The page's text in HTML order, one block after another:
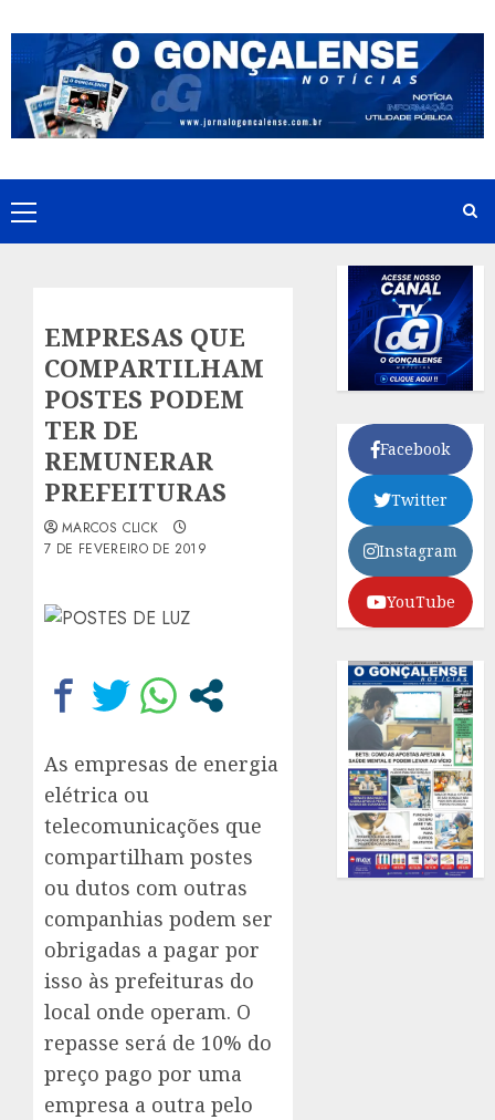
to
content
Primary
Menu
EMPRESAS QUE
COMPARTILHAM
POSTES PODEM
TER DE
REMUNERAR
PREFEITURAS
MARCOS CLICK
7 DE FEVEREIRO DE 2019
As empresas de energia
elétrica ou
telecomunicações que
compartilham postes
ou dutos com outras
companhias podem ser
obrigadas a pagar por
isso às prefeituras do
local onde operam. O
repasse será de 10% do
preço pago por uma
empresa a outra pelo
Facebook
Twitter
Instagram
YouTube